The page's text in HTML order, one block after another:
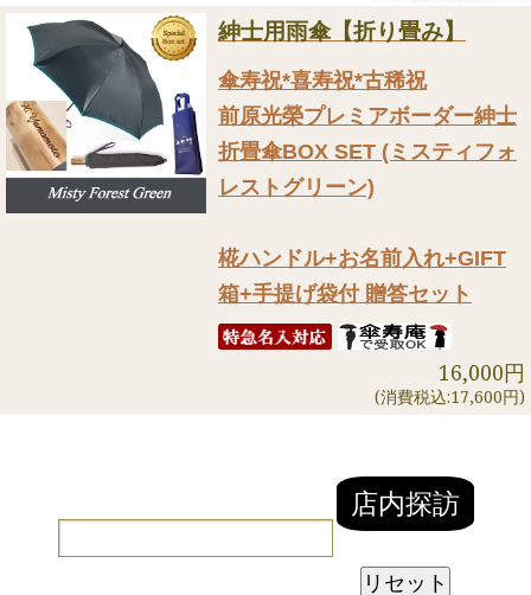
紳士用雨傘【折り畳み】
傘寿祝*喜寿祝*古稀祝
前原光榮プレミアボーダー紳士
折畳傘BOX SET (ミスティフォ
レストグリーン)
椛ハンドル+お名前入れ+GIFT
箱+手提げ袋付 贈答セット
16,000円
(消費税込:17,600円)